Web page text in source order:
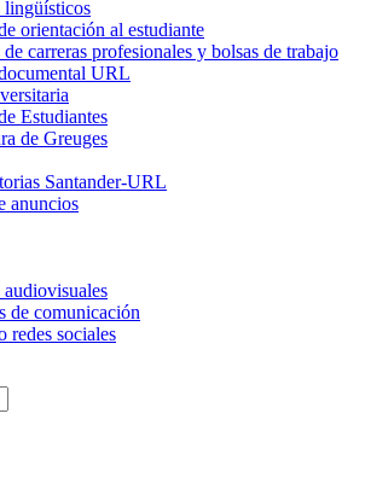
lingüísticos
orientación al estudiante
carreras profesionales y bolsas de trabajo
URL
Estudiantes
de Greuges
Santander-URL
anuncios
audiovisuales
de comunicación
redes sociales